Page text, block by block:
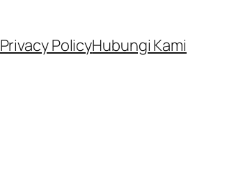
Privacy PolicyHubungi Kami